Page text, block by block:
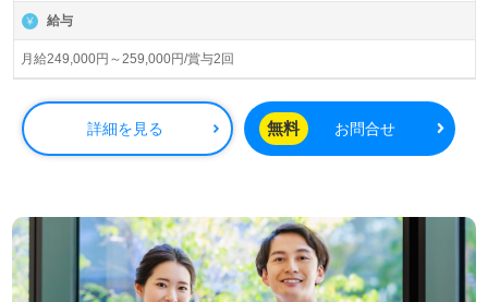
の未来を支え、日本を元気に！』をミッションとされる事
業所様！◎
訪問入浴での介護職経験のある方はもちろん、これから訪
問入浴介護職を目指される方も幅広く募集します。訪問入
浴事業所での勤務経験は問いません。職員様同士のチーム
たい、face to faceでご利用者様とコミュニケーションを図
りたい』『働きながらキャリアアップ、スキルアップを目
指したい』『転職でキャリアチェンジを実現したい、施設
形態や環境を変えて仕事をしたい』等の方も大歓迎です。
給与
月給249,000円～259,000円/賞与2回
詳細を見る 無料 お問合せ